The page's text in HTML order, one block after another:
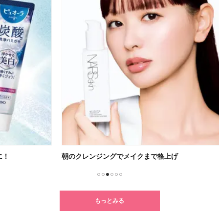
朝のクレンジングでメイクまで格上げ
もっとみる